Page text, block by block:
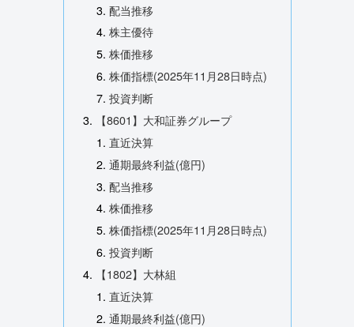
配当推移
株主優待
株価推移
株価指標(2025年11月28日時点)
投資判断
【8601】大和証券グループ
直近決算
通期最終利益(億円)
配当推移
株価推移
株価指標(2025年11月28日時点)
投資判断
【1802】大林組
直近決算
通期最終利益(億円)